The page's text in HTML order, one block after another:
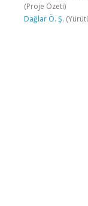
(Proje Özeti)
Dağlar Ö. Ş.